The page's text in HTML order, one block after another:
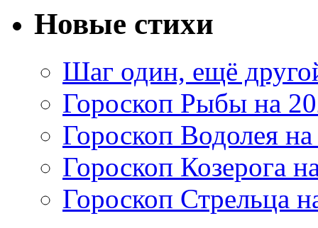
Новые стихи
Шаг один, ещё
Гороскоп Рыбы на
Гороскоп Водолея
Гороскоп Козерога
Гороскоп Стрельца